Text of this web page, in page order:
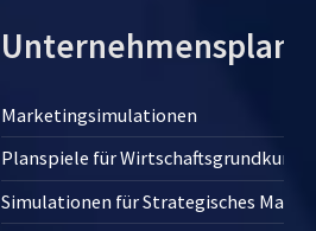
Marketingsimulationen
Planspiele für Wirtschaftsgrundkurse
Simulationen für Strategisches